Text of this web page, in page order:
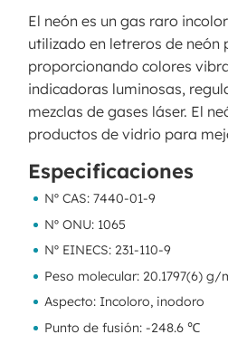
El neón es un gas raro
utilizado en letreros de
proporcionando colores
indicadoras luminosas,
mezclas de gases láser. El
productos de vidrio para
Especificaciones
Nº CAS: 7440-01-9
Nº ONU: 1065
Nº EINECS: 231-110-9
Peso molecular: 20.1797(6) g/
Aspecto: Incoloro, inodoro
Punto de fusión: -248.6 ℃